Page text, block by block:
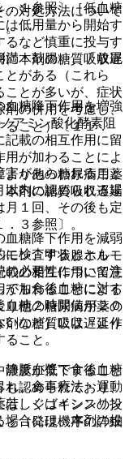
．１参照〕［低血糖
は低用量から開始す
るなど慎重に投与す
に本剤の糖質吸収遅
糖降下作用を増強
アミン酸化酵素阻
載の相互作用に留
が加わることによ
より他の糖尿病用薬
本剤の糖質吸収遅延
糖降下作用を減弱
モン、甲状腺ホルモ
載の相互作用に留意
が加わることによる
り他の糖尿病用薬の
剤の糖質吸収遅延作
度が低下すること
も認められており、
は、ジゴキシンの投
と（発現機序の詳細
対処方法について
。
・鼓腸」、「放屁
とがある（これら
ことが多いが、症状
剤の併用を考慮し、
ること）〔１１．
があらわれること
以内に認められる場
月１回、その後も定
３参照〕。
検査するととも
の必要性について注
ても食後血糖に対す
血糖２時間値が２０
いなど）には、より
こと。
静脈血漿で食後血糖
れ、食事療法・運動
若しくはインスリン
場合には、本剤の投